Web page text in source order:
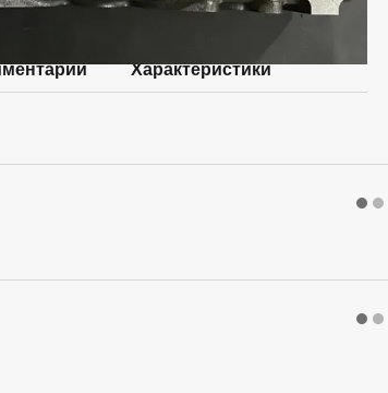
Характеристики